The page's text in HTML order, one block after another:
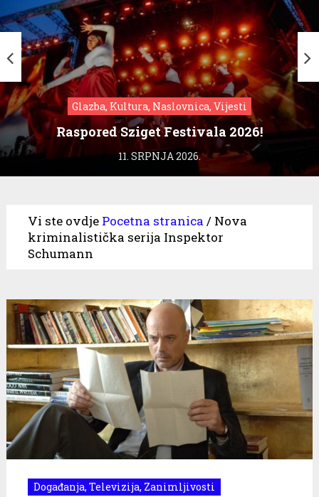
Glazba, Kultura, Naslovnica, Vijesti
Raspored Sziget Festivala 2026!
11. SRPNJA 2026.
Vi ste ovdje Pocetna stranica / Nova
kriminalistička serija Inspektor
Schumann
Događanja, Televizija, Zanimljivosti